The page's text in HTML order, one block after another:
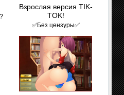
Взрослая версия TIK-
TOK!
✅Без цензуры✅